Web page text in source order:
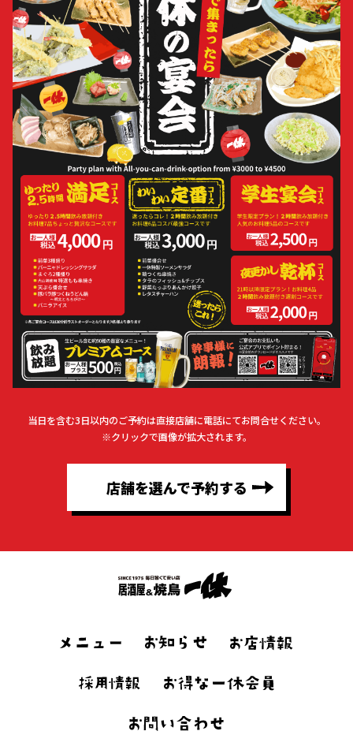
当日を含む3日以内のご予約は直接店舗に電話にてお問合せください。
※クリックで画像が拡大されます。
店舗を選んで予約する